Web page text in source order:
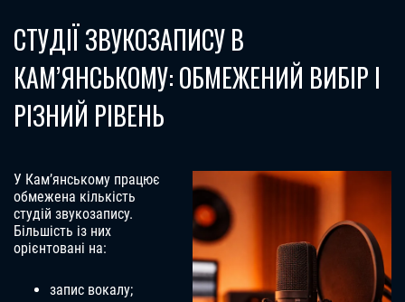
СТУДІЇ ЗВУКОЗАПИСУ В
КАМ’ЯНСЬКОМУ: ОБМЕЖЕНИЙ ВИБІР І
РІЗНИЙ РІВЕНЬ
У Кам’янському працює
обмежена кількість
студій звукозапису.
Більшість із них
орієнтовані на:
запис вокалу;